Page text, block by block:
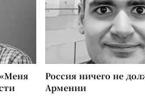
Россия ничего не
Армении